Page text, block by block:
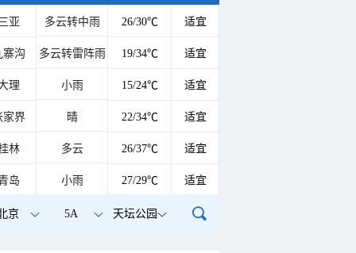
亚 多云转中雨 26/30℃ 适宜
寨沟 多云转雷阵雨 19/34℃ 适宜
理 小雨 15/24℃ 适宜
家界 晴 22/34℃ 适宜
林 多云 26/37℃ 适宜
岛 小雨 27/29℃ 适宜
京 5A 天坛公园